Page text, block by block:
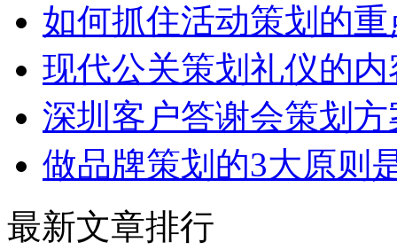
如何抓住活动策划的
现代公关策划礼仪的
深圳客户答谢会策划
做品牌策划的3大原则
最新文章排行